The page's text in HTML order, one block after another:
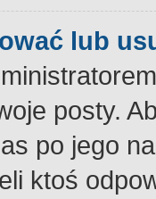
lub
posty.
po jego
ktoś